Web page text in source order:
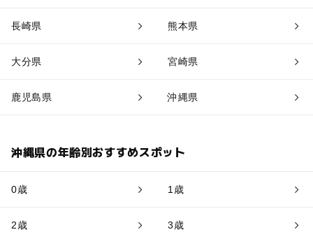
長崎県 熊本県
大分県 宮崎県
鹿児島県 沖縄県
沖縄県の年齢別おすすめスポット
0歳 1歳
2歳 3歳